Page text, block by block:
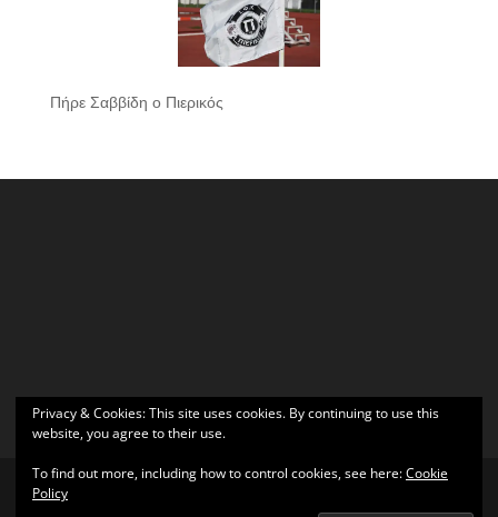
Πήρε Σαββίδη ο Πιερικός
Privacy & Cookies: This site uses cookies. By continuing to use this
website, you agree to their use.
To find out more, including how to control cookies, see here:Cookie
Policy